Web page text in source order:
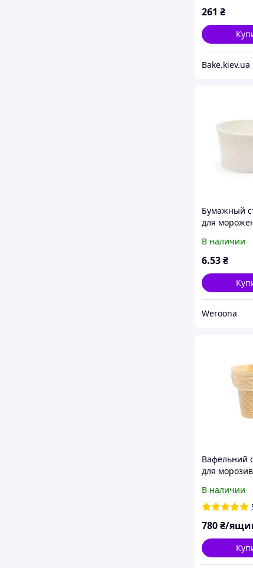
261 ₴
Bake.kiev.ua
Бумажный
для
белый
Turkey "Wr"
В наличии
6.53₴
Weroona
Вафельний
для
"Факел""
В наличии
780₴/